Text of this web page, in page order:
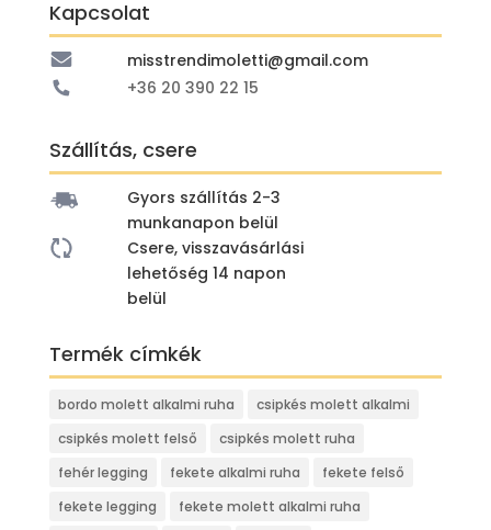
Kapcsolat
misstrendimoletti@gmail.com
+36 20 390 22 15
Szállítás, csere
Gyors szállítás 2-3
munkanapon belül
Csere, visszavásárlási
lehetőség 14 napon
belül
Termék címkék
bordo molett alkalmi ruha
csipkés molett alkalmi
csipkés molett felső
csipkés molett ruha
fehér legging
fekete alkalmi ruha
fekete felső
fekete legging
fekete molett alkalmi ruha